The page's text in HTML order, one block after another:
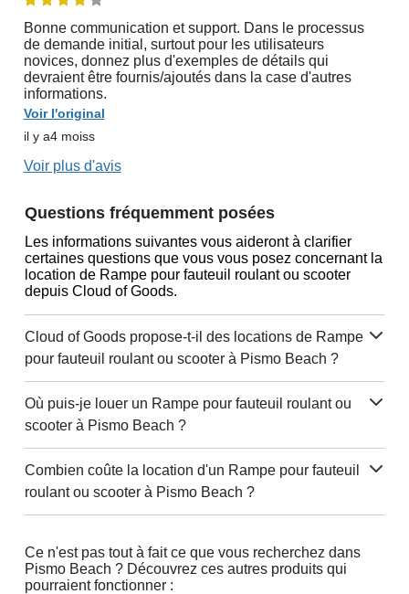
Bonne communication et support. Dans le processus
de demande initial, surtout pour les utilisateurs
novices, donnez plus d'exemples de détails qui
devraient être fournis/ajoutés dans la case d'autres
informations.
Voir l'original
il y a4 moiss
Voir plus d'avis
Questions fréquemment posées
Les informations suivantes vous aideront à clarifier
certaines questions que vous vous posez concernant la
location de Rampe pour fauteuil roulant ou scooter
depuis Cloud of Goods.
Cloud of Goods propose-t-il des locations de Rampe
pour fauteuil roulant ou scooter à Pismo Beach ?
Où puis-je louer un Rampe pour fauteuil roulant ou
scooter à Pismo Beach ?
Combien coûte la location d'un Rampe pour fauteuil
roulant ou scooter à Pismo Beach ?
Ce n'est pas tout à fait ce que vous recherchez dans
Pismo Beach ? Découvrez ces autres produits qui
pourraient fonctionner :